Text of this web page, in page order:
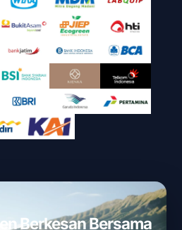
Berkesan Bersama